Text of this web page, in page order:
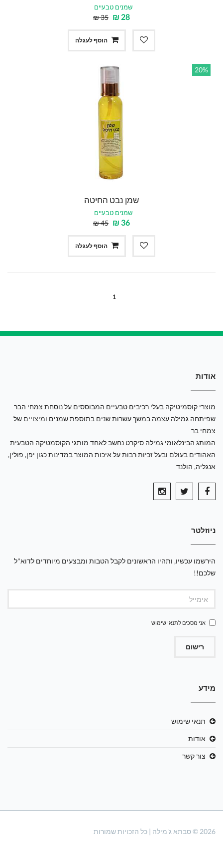
שמנים טבעיים
28
₪
35
₪
הוסף לעגלה
20%
שמן נבט החיטה
שמנים טבעיים
36
₪
45
₪
הוסף לעגלה
1
אודות
מוצרי קוסמיטיקה בעלי רכיבים טבעיים המבוססים על נוסחת צמחי הבר
שפיתחה גמילה עצמה במשך עשרות שנים בתוספת שמנים ומיצויים של
צמחי בר
המותג הבינלאומי גמילה סיקרט נחשב לאחד מותגי הקוסמטיקה הטבעית
האהודים בעולם ובעל זכיות רבות על איכות המוצר במדינות כגון יפן, פולין,
אנגליה, הולנד
ניוזלטר
הירשמו עכשיו, ותהיו הראשונים לקבל הטבות ומבצעים מיוחדים לדוא"ל
שלכם!!
אני מסכים לתנאי שימוש
רישום
מידע
תנאי שימוש
אודות
צור קשר
2026 © סבתא ג'מילה | כל הזכויות שמורות